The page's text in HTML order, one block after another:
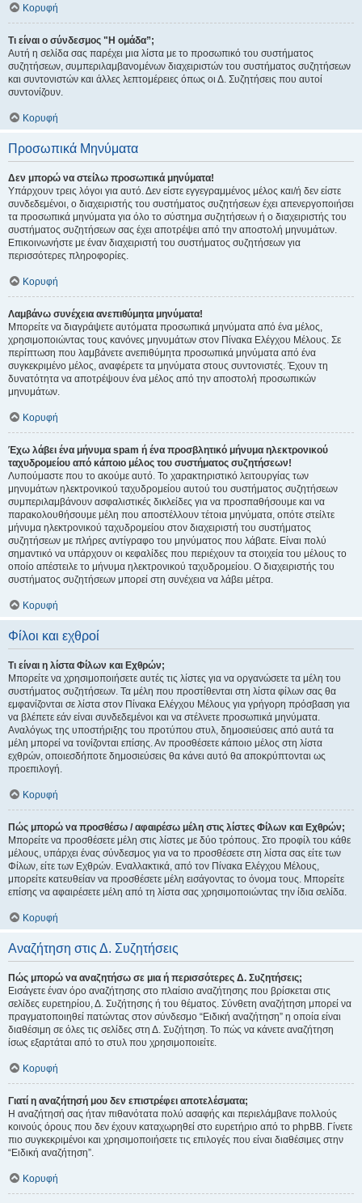
Κορυφή
Τι είναι ο σύνδεσμος "Η ομάδα”;
Αυτή η σελίδα σας παρέχει μια λίστα με το προσωπικό του συστήματος
συζητήσεων, συμπεριλαμβανομένων διαχειριστών του συστήματος συζητήσεων
και συντονιστών και άλλες λεπτομέρειες όπως οι Δ. Συζητήσεις που αυτοί
συντονίζουν.
Κορυφή
Προσωπικά Μηνύματα
Δεν μπορώ να στείλω προσωπικά μηνύματα!
Υπάρχουν τρεις λόγοι για αυτό. Δεν είστε εγγεγραμμένος μέλος και/ή δεν είστε
συνδεδεμένοι, ο διαχειριστής του συστήματος συζητήσεων έχει απενεργοποιήσει
τα προσωπικά μηνύματα για όλο το σύστημα συζητήσεων ή ο διαχειριστής του
συστήματος συζητήσεων σας έχει αποτρέψει από την αποστολή μηνυμάτων.
Επικοινωνήστε με έναν διαχειριστή του συστήματος συζητήσεων για
περισσότερες πληροφορίες.
Κορυφή
Λαμβάνω συνέχεια ανεπιθύμητα μηνύματα!
Μπορείτε να διαγράψετε αυτόματα προσωπικά μηνύματα από ένα μέλος,
χρησιμοποιώντας τους κανόνες μηνυμάτων στον Πίνακα Ελέγχου Μέλους. Σε
περίπτωση που λαμβάνετε ανεπιθύμητα προσωπικά μηνύματα από ένα
συγκεκριμένο μέλος, αναφέρετε τα μηνύματα στους συντονιστές. Έχουν τη
δυνατότητα να αποτρέψουν ένα μέλος από την αποστολή προσωπικών
μηνυμάτων.
Κορυφή
Έχω λάβει ένα μήνυμα spam ή ένα προσβλητικό μήνυμα ηλεκτρονικού
ταχυδρομείου από κάποιο μέλος του συστήματος συζητήσεων!
Λυπούμαστε που το ακούμε αυτό. Το χαρακτηριστικό λειτουργίας των
μηνυμάτων ηλεκτρονικού ταχυδρομείου αυτού του συστήματος συζητήσεων
συμπεριλαμβάνουν ασφαλιστικές δικλείδες για να προσπαθήσουμε και να
παρακολουθήσουμε μέλη που αποστέλλουν τέτοια μηνύματα, οπότε στείλτε
μήνυμα ηλεκτρονικού ταχυδρομείου στον διαχειριστή του συστήματος
συζητήσεων με πλήρες αντίγραφο του μηνύματος που λάβατε. Είναι πολύ
σημαντικό να υπάρχουν οι κεφαλίδες που περιέχουν τα στοιχεία του μέλους το
οποίο απέστειλε το μήνυμα ηλεκτρονικού ταχυδρομείου. Ο διαχειριστής του
συστήματος συζητήσεων μπορεί στη συνέχεια να λάβει μέτρα.
Κορυφή
Φίλοι και εχθροί
Τι είναι η λίστα Φίλων και Εχθρών;
Μπορείτε να χρησιμοποιήσετε αυτές τις λίστες για να οργανώσετε τα μέλη του
συστήματος συζητήσεων. Τα μέλη που προστίθενται στη λίστα φίλων σας θα
εμφανίζονται σε λίστα στον Πίνακα Ελέγχου Μέλους για γρήγορη πρόσβαση για
να βλέπετε εάν είναι συνδεδεμένοι και να στέλνετε προσωπικά μηνύματα.
Αναλόγως της υποστήριξης του προτύπου στυλ, δημοσιεύσεις από αυτά τα
μέλη μπορεί να τονίζονται επίσης. Αν προσθέσετε κάποιο μέλος στη λίστα
εχθρών, οποιεσδήποτε δημοσιεύσεις θα κάνει αυτό θα αποκρύπτονται ως
προεπιλογή.
Κορυφή
Πώς μπορώ να προσθέσω / αφαιρέσω μέλη στις λίστες Φίλων και Εχθρών;
Μπορείτε να προσθέσετε μέλη στις λίστες με δύο τρόπους. Στο προφίλ του κάθε
μέλους, υπάρχει ένας σύνδεσμος για να το προσθέσετε στη λίστα σας είτε των
Φίλων, είτε των Εχθρών. Εναλλακτικά, από τον Πίνακα Ελέγχου Μέλους,
μπορείτε κατευθείαν να προσθέσετε μέλη εισάγοντας το όνομα τους. Μπορείτε
επίσης να αφαιρέσετε μέλη από τη λίστα σας χρησιμοποιώντας την ίδια σελίδα.
Κορυφή
Αναζήτηση στις Δ. Συζητήσεις
Πώς μπορώ να αναζητήσω σε μια ή περισσότερες Δ. Συζητήσεις;
Εισάγετε έναν όρο αναζήτησης στο πλαίσιο αναζήτησης που βρίσκεται στις
σελίδες ευρετηρίου, Δ. Συζήτησης ή του θέματος. Σύνθετη αναζήτηση μπορεί να
πραγματοποιηθεί πατώντας στον σύνδεσμο “Ειδική αναζήτηση” η οποία είναι
διαθέσιμη σε όλες τις σελίδες στη Δ. Συζήτηση. Το πώς να κάνετε αναζήτηση
ίσως εξαρτάται από το στυλ που χρησιμοποιείτε.
Κορυφή
Γιατί η αναζήτησή μου δεν επιστρέφει αποτελέσματα;
Η αναζήτησή σας ήταν πιθανότατα πολύ ασαφής και περιελάμβανε πολλούς
κοινούς όρους που δεν έχουν καταχωρηθεί στο ευρετήριο από το phpBB. Γίνετε
πιο συγκεκριμένοι και χρησιμοποιήσετε τις επιλογές που είναι διαθέσιμες στην
“Ειδική αναζήτηση”.
Κορυφή